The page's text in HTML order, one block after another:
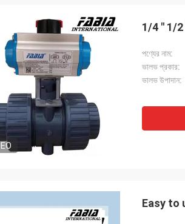
1/4 ′′ 1/2
পণ্যের নাম:
ভালভ প্রকার:
ভালভ উপাদান:
Easy to